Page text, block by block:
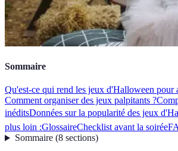
Sommaire
Qu'est-ce qui rend les jeux d'Halloween pour
Comment organiser des jeux palpitants ?
inéditsDonnées sur la popularité des jeux
plus loin :GlossaireChecklist avant la soirée
Sommaire(8 sections)